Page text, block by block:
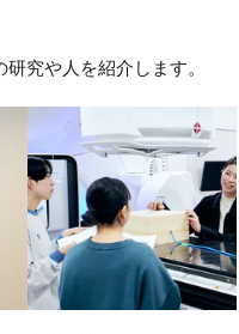
究や人を紹介します。